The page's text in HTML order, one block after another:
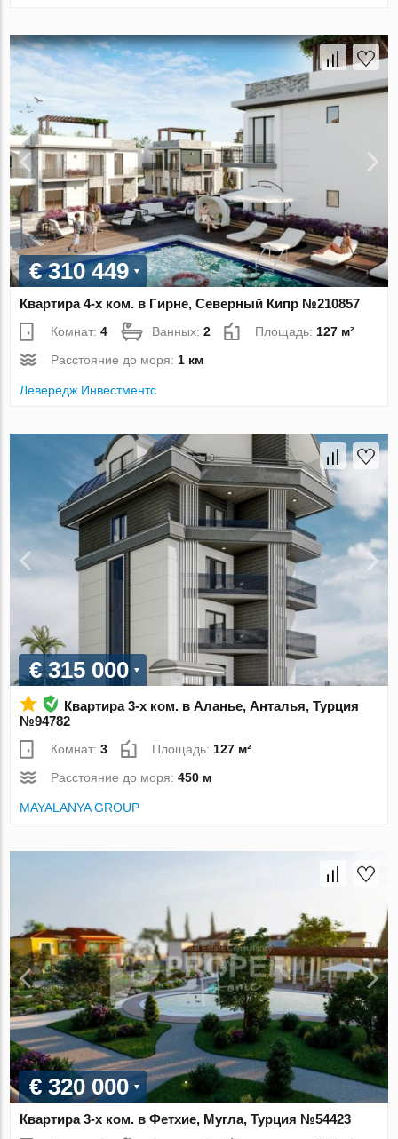
€ 310 449
Квартира 4-х ком. в Гирне, Северный Кипр №210857
Комнат:4 Ванных:2 Площадь: 127 м²
Расстояние до моря: 1 км
Левередж Инвестментс
€ 315 000
Квартира 3-х ком. в Аланье, Анталья, Турция
№94782
Комнат:3 Площадь: 127 м²
Расстояние до моря:450 м
MAYALANYA GROUP
€ 320 000
Квартира 3-х ком. в Фетхие, Мугла, Турция №54423